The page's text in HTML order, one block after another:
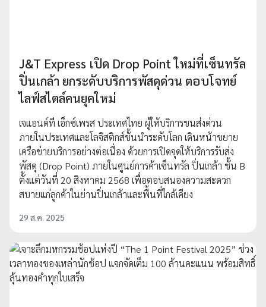
J&T Express เปิด Drop Point ใหม่ที่เซ็นทรัล
ปิ่นเกล้า ยกระดับบริการพัสดุด่วน ตอบโจทย์
ไลฟ์สไตล์คนยุคใหม่
เจแอนด์ที เอ็กซ์เพรส ประเทศไทย ผู้ให้บริการขนส่งด่วน
ภายในประเทศและโลจิสติกส์ชั้นนำระดับโลก เดินหน้าขยาย
เครือข่ายบริการอย่างต่อเนื่อง ด้วยการเปิดจุดให้บริการรับส่ง
พัสดุ (Drop Point) ภายในศูนย์การค้าเซ็นทรัล ปิ่นเกล้า ชั้น B
ตั้งแต่วันที่ 20 สิงหาคม 2568 เพื่อตอบสนองความสะดวก
สบายแก่ลูกค้าในย่านปิ่นเกล้าและพื้นที่ใกล้เคียง
29 ส.ค. 2025